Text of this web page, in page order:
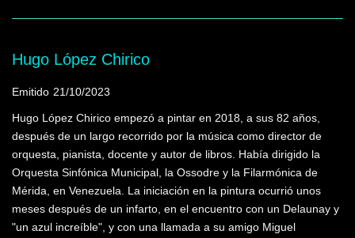
Hugo López Chirico
Emitido 21/10/2023
Hugo López Chirico empezó a pintar en 2018, a sus 82 años,
después de un largo recorrido por la música como director de
orquesta, pianista, docente y autor de libros. Había dirigido la
Orquesta Sinfónica Municipal, la Ossodre y la Filarmónica de
Mérida, en Venezuela. La iniciación en la pintura ocurrió unos
meses después de un infarto, en el encuentro con un Delaunay y
"un azul increíble", y con una llamada a su amigo Miguel